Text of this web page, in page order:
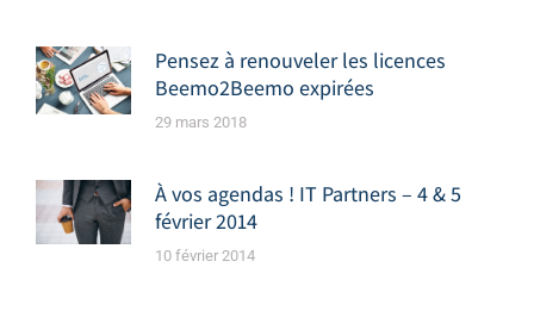
Pensez à renouveler les licences
Beemo2Beemo expirées
29 mars 2018
À vos agendas ! IT Partners – 4 & 5
février 2014
10 février 2014